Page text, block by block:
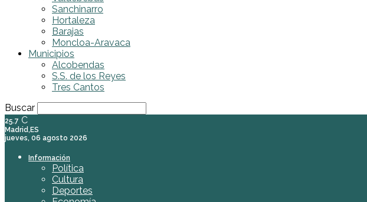
Sanchinarro
Hortaleza
Barajas
Moncloa-Aravaca
Municipios
Alcobendas
S.S. de los Reyes
Tres Cantos
Buscar
25.7 C
Madrid,ES
jueves, 06 agosto 2026
Información
Política
Cultura
Deportes